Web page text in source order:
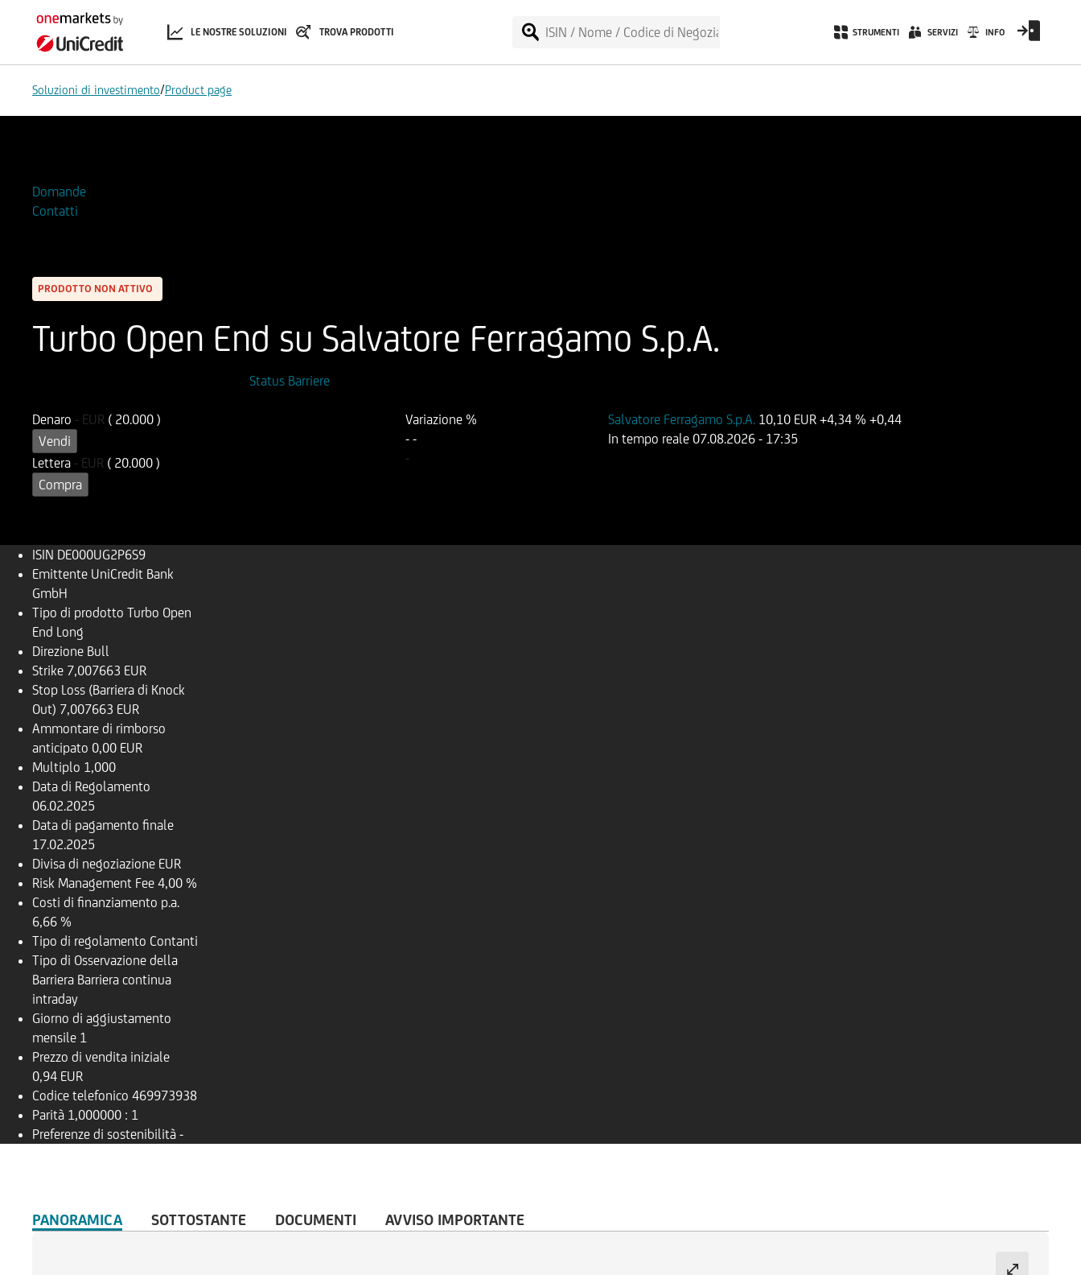
LE NOSTRE SOLUZIONI TROVA PRODOTTI STRUMENTI SERVIZI INFO
Soluzioni di investimento/Product page
Domande
Contatti
PRODOTTO NON ATTIVO
Turbo Open End su Salvatore Ferragamo S.p.A.
Status Barriere
Denaro - EUR ( 20.000 )
Vendi
Lettera - EUR ( 20.000 )
Compra
Variazione %
--
-
Salvatore Ferragamo S.p.A. 10,10 EUR +4,34 %+0,44
In tempo reale 07.08.2026 - 17:35
ISIN DE000UG2P6S9
Emittente UniCredit Bank
GmbH
Tipo di prodotto Turbo Open
End Long
Direzione Bull
Strike 7,007663 EUR
Stop Loss (Barriera di Knock
Out) 7,007663 EUR
Ammontare di rimborso
anticipato 0,00 EUR
Multiplo 1,000
Data di Regolamento
06.02.2025
Data di pagamento finale
17.02.2025
Divisa di negoziazione EUR
Risk Management Fee 4,00 %
Costi di finanziamento p.a.
6,66 %
Tipo di regolamento Contanti
Tipo di Osservazione della
Barriera Barriera continua
intraday
Giorno di aggiustamento
mensile 1
Prezzo di vendita iniziale
0,94 EUR
Codice telefonico 469973938
Parità 1,000000 : 1
Preferenze di sostenibilità -
PANORAMICA SOTTOSTANTE DOCUMENTI AVVISO IMPORTANTE